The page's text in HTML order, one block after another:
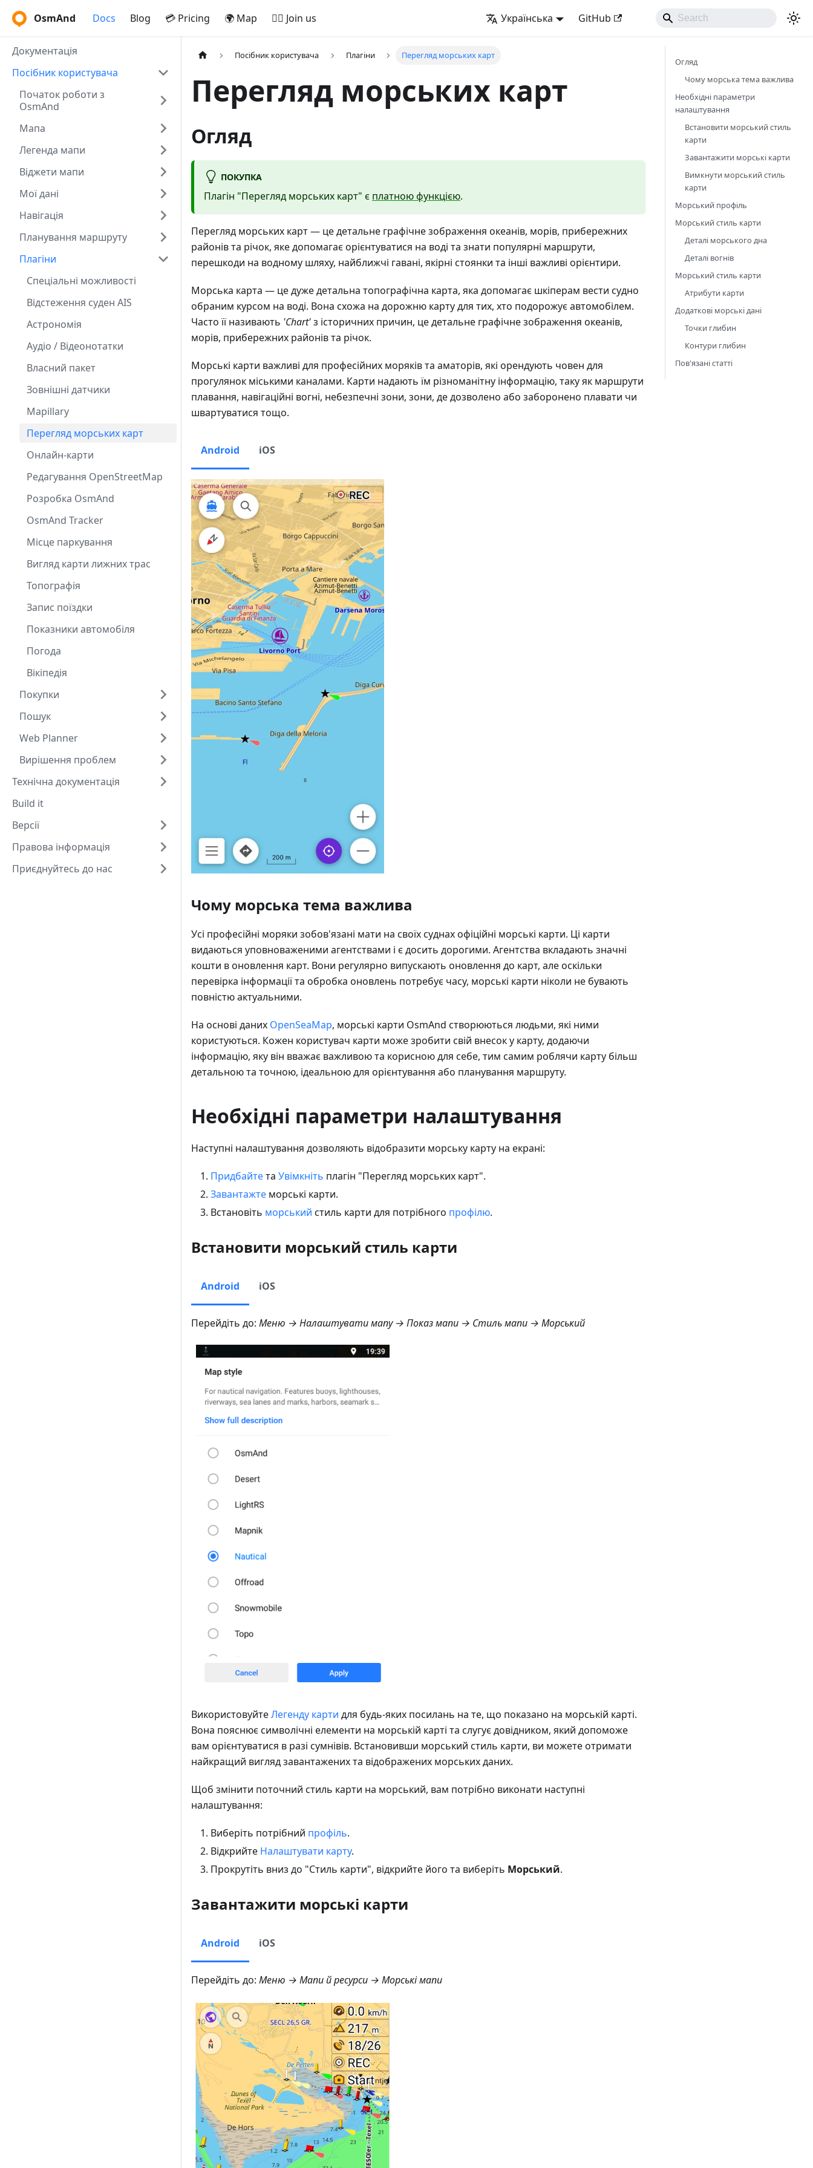
OsmAnd Docs Blog 💳 Pricing 🌍 Map 🚵‍♂️ Join us Українська GitHub
Документація
Посібник користувача
Початок роботи з
OsmAnd
Мапа
Легенда мапи
Віджети мапи
Мої дані
Навігація
Планування маршруту
Плагіни
Спеціальні можливості
Відстеження суден AIS
Астрономія
Аудіо / Відеонотатки
Власний пакет
Зовнішні датчики
Mapillary
Перегляд морських карт
Онлайн-карти
Редагування OpenStreetMap
Розробка OsmAnd
OsmAnd Tracker
Місце паркування
Вигляд карти лижних трас
Топографія
Запис поїздки
Показники автомобіля
Погода
Вікіпедія
Покупки
Пошук
Web Planner
Вирішення проблем
Технічна документація
Build it
Версії
Правова інформація
Приєднуйтесь до нас
Посібник користувача Плагіни Перегляд морських карт
Перегляд морських карт
Огляд
ПОКУПКА
Плагін "Перегляд морських карт" є платною функцією.
Перегляд морських карт — це детальне графічне зображення океанів, морів, прибережних
районів та річок, яке допомагає орієнтуватися на воді та знати популярні маршрути,
перешкоди на водному шляху, найближчі гавані, якірні стоянки та інші важливі орієнтири.
Морська карта — це дуже детальна топографічна карта, яка допомагає шкіперам вести судно
обраним курсом на воді. Вона схожа на дорожню карту для тих, хто подорожує автомобілем.
Часто її називають 'Chart'з історичних причин, це детальне графічне зображення океанів,
морів, прибережних районів та річок.
Морські карти важливі для професійних моряків та аматорів, які орендують човен для
прогулянок міськими каналами. Карти надають їм різноманітну інформацію, таку як маршрути
плавання, навігаційні вогні, небезпечні зони, зони, де дозволено або заборонено плавати чи
швартуватися тощо.
Android iOS
Чому морська тема важлива
Усі професійні моряки зобов'язані мати на своїх суднах офіційні морські карти. Ці карти
видаються уповноваженими агентствами і є досить дорогими. Агентства вкладають значні
кошти в оновлення карт. Вони регулярно випускають оновлення до карт, але оскільки
перевірка інформації та обробка оновлень потребує часу, морські карти ніколи не бувають
повністю актуальними.
На основі даних OpenSeaMap, морські карти OsmAnd створюються людьми, які ними
користуються. Кожен користувач карти може зробити свій внесок у карту, додаючи
інформацію, яку він вважає важливою та корисною для себе, тим самим роблячи карту більш
детальною та точною, ідеальною для орієнтування або планування маршруту.
Необхідні параметри налаштування
Наступні налаштування дозволяють відобразити морську карту на екрані:
Придбайтета Увімкніть плагін "Перегляд морських карт".
Завантажте морські карти.
Встановіть морський стиль карти для потрібного профілю.
Встановити морський стиль карти
Android iOS
Перейдіть до: Меню → Налаштувати мапу → Показ мапи → Стиль мапи → Морський
ВикористовуйтеЛегенду карти для будь-яких посилань на те, що показано на морській карті.
Вона пояснює символічні елементи на морській карті та слугує довідником, який допоможе
вам орієнтуватися в разі сумнівів. Встановивши морський стиль карти, ви можете отримати
найкращий вигляд завантажених та відображених морських даних.
Щоб змінити поточний стиль карти на морський, вам потрібно виконати наступні
налаштування:
Виберіть потрібний профіль.
Відкрийте Налаштувати карту.
Прокрутіть вниз до "Стиль карти", відкрийте його та виберіть Морський.
Завантажити морські карти
Android iOS
Перейдіть до: Меню → Мапи й ресурси → Морські мапи
Огляд
Чому морська тема важлива
Необхідні параметри
налаштування
Встановити морський стиль
карти
Завантажити морські карти
Вимкнути морський стиль
карти
Морський профіль
Морський стиль карти
Деталі морського дна
Деталі вогнів
Морський стиль карти
Атрибути карти
Додаткові морські дані
Точки глибин
Контури глибин
Пов'язані статті